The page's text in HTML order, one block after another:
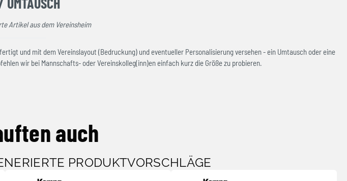
Artikel aus dem Vereinsheim
und mit dem Vereinslayout (Bedruckung) und eventueller Personalisierung versehen - ein Umtausch oder eine
wir bei Mannschafts- oder Vereinskolleg(inn)en einfach kurz die Größe zu probieren.
auch
PRODUKTVORSCHLÄGE